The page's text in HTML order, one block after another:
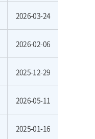
2026-03-24
2026-02-06
2025-12-29
2026-05-11
2025-01-16